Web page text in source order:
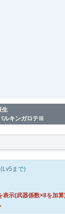
生
キンガロテⅢ
まで)
表示(武器係数×8を加